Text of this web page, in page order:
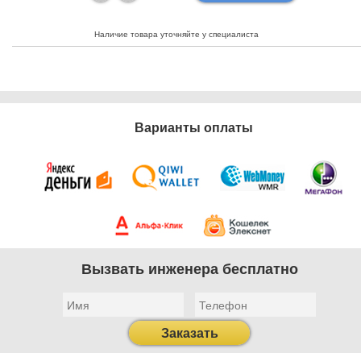
Наличие товара уточняйте у специалиста
Варианты оплаты
Вызвать инженера бесплатно
Заказать